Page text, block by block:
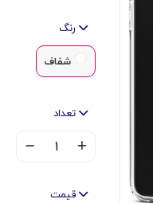
رنگ
شفاف
تعداد
۱
قیمت